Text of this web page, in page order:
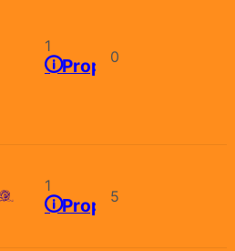
1
Propozice
0
1
Propozice
5